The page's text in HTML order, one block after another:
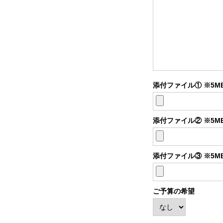
添付ファイル①
添付ファイル②
添付ファイル③
ご予算の希望